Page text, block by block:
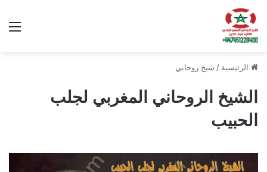
الرئيسية / شيخ روحاني
الشيخ الروحاني المغربي لجلب
الحبيب